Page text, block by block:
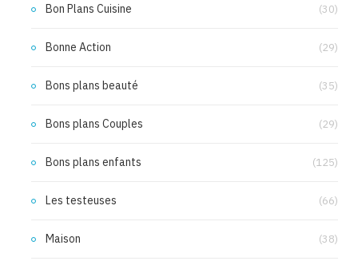
Bon Plans Cuisine (30)
Bonne Action (29)
Bons plans beauté (35)
Bons plans Couples (29)
Bons plans enfants (125)
Les testeuses (66)
Maison (38)